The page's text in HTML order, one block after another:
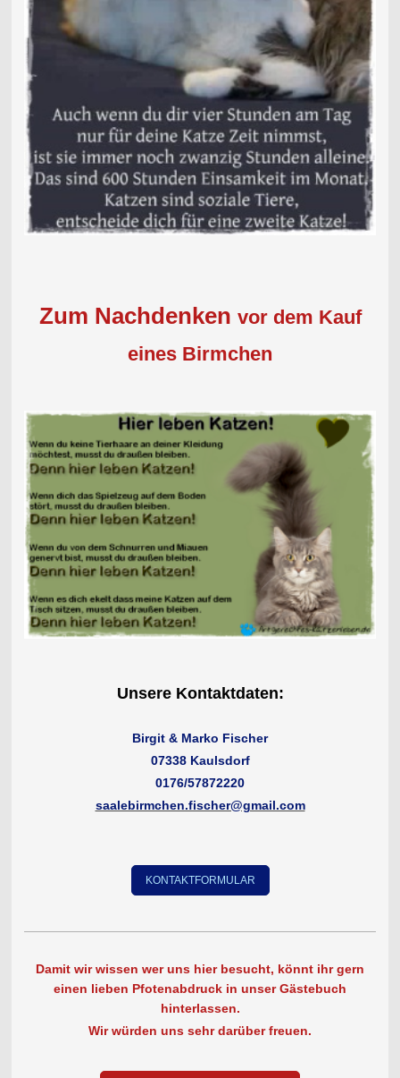
Zum Nachdenken vor dem Kauf
eines Birmchen
Unsere Kontaktdaten:
Birgit & Marko Fischer
07338 Kaulsdorf
0176/57872220
saalebirmchen.fischer@gmail.com
KONTAKTFORMULAR
Damit wir wissen wer uns hier besucht, könnt ihr gern
einen lieben Pfotenabdruck in unser Gästebuch
hinterlassen.
Wir würden uns sehr darüber freuen.